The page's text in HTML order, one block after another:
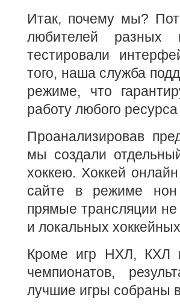
Итак, почему мы?
любителей
тестировали
того, наша служба
режиме, что
работу любого
Проанализировав
мы создали
хоккею. Хоккей
сайте в режиме
прямые трансляции
и локальных хоккейных
Кроме игр НХЛ, КХЛ
чемпионатов,
лучшие игры собраны